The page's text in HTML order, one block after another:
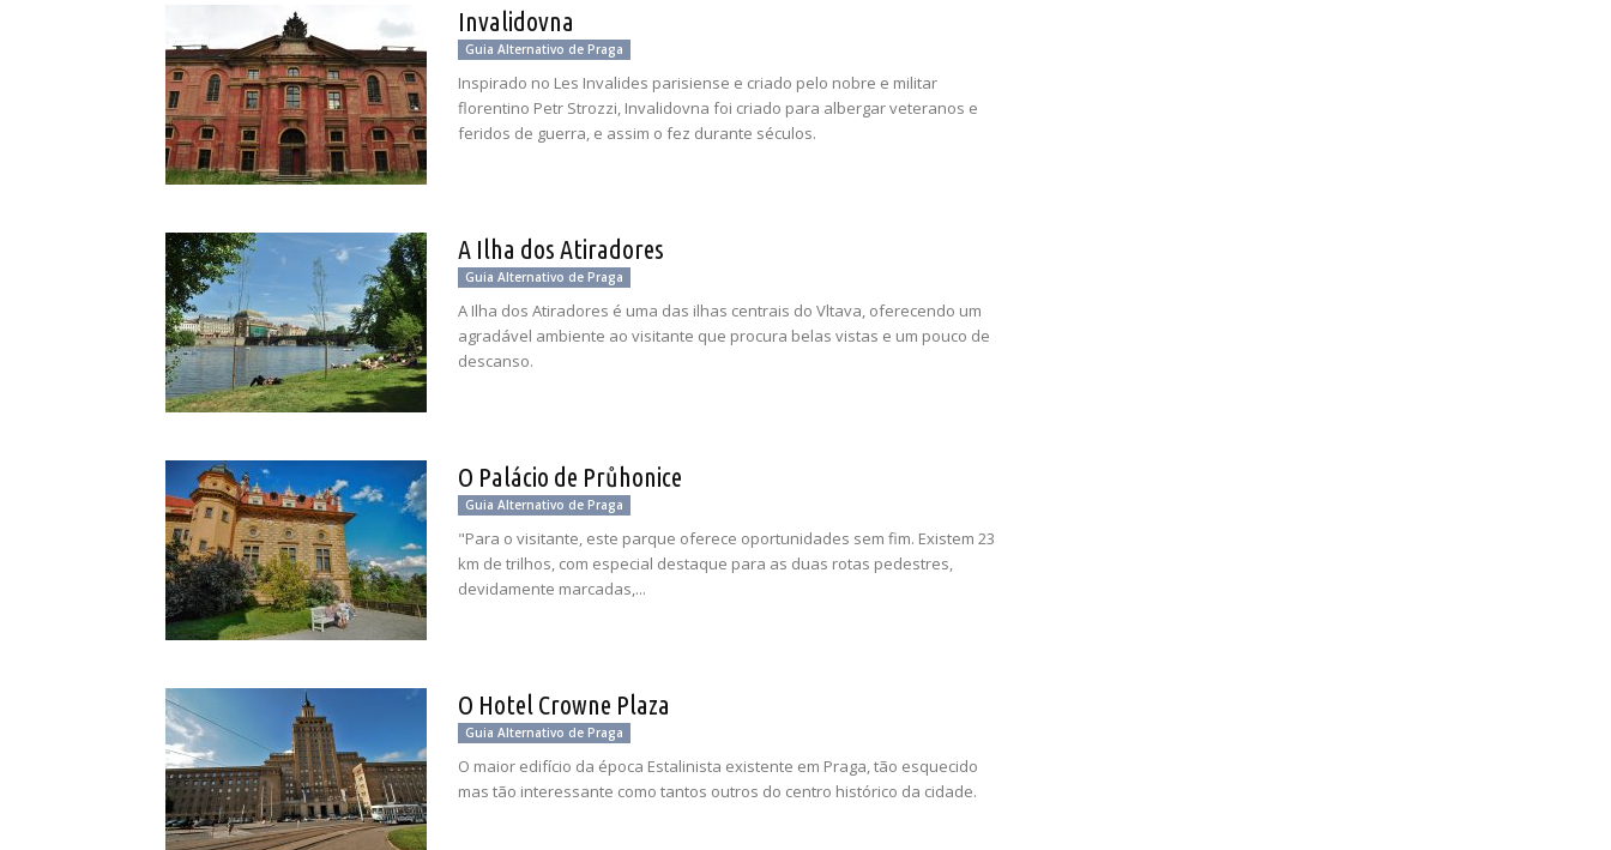
Invalidovna
Guia Alternativo de Praga
Inspirado no Les Invalides parisiense e criado pelo nobre e militar
florentino Petr Strozzi, Invalidovna foi criado para albergar veteranos e
feridos de guerra, e assim o fez durante séculos.
A Ilha dos Atiradores
Guia Alternativo de Praga
A Ilha dos Atiradores é uma das ilhas centrais do Vltava, oferecendo um
agradável ambiente ao visitante que procura belas vistas e um pouco de
descanso.
O Palácio de Průhonice
Guia Alternativo de Praga
"Para o visitante, este parque oferece oportunidades sem fim. Existem 23
km de trilhos, com especial destaque para as duas rotas pedestres,
devidamente marcadas,...
O Hotel Crowne Plaza
Guia Alternativo de Praga
O maior edifício da época Estalinista existente em Praga, tão esquecido
mas tão interessante como tantos outros do centro histórico da cidade.